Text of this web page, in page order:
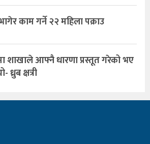
काम गर्ने २२ महिला पक्राउ
शाखाले आफ्नै धारणा प्रस्तूत गरेको भए
ध्रुब क्षत्री